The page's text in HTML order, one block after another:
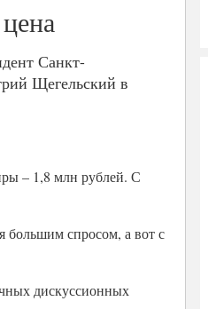
Санкт-
Щегельский в
– 1,8 млн рублей. С
большим спросом, а вот с
дискуссионных